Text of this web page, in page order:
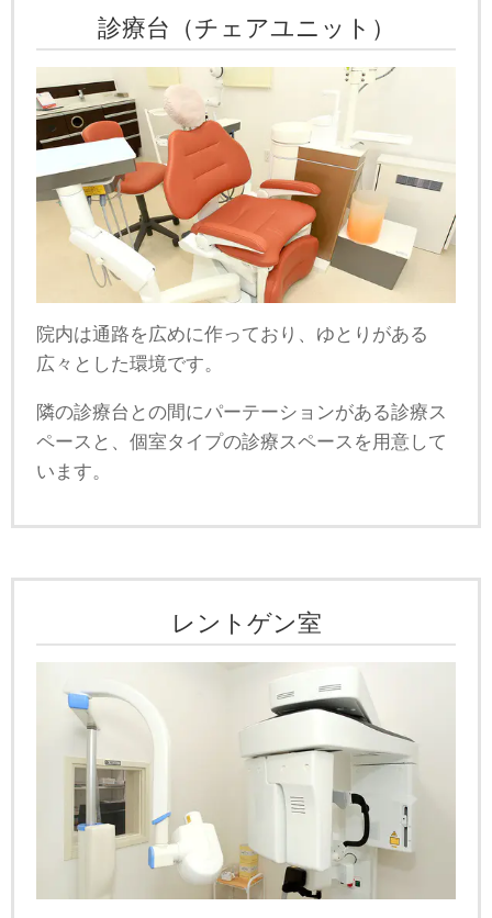
診療台（チェアユニット）
院内は通路を広めに作っており、ゆとりがある
広々とした環境です。
隣の診療台との間にパーテーションがある診療ス
ペースと、個室タイプの診療スペースを用意して
います。
レントゲン室